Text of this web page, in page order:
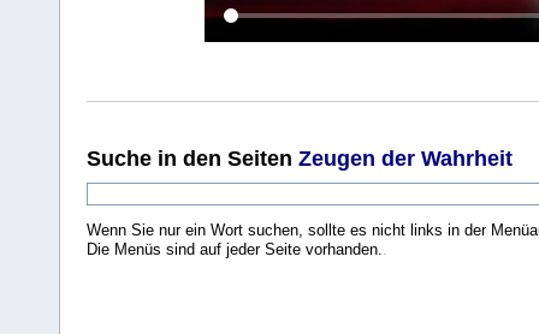
Suche in den Seiten Zeugen der Wahrheit
Wenn Sie nur ein Wort suchen, sollte es nicht links in der
Die Menüs sind auf jeder Seite vorhanden..